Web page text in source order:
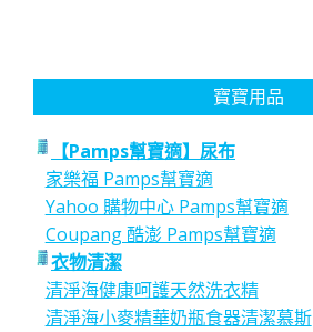
寶寶用品
【Pamps幫寶適】尿布
家樂福 Pamps幫寶適
Yahoo 購物中心 Pamps幫寶適
Coupang 酷澎 Pamps幫寶適
衣物清潔
清淨海健康呵護天然洗衣精
清淨海小麥精華奶瓶食器清潔慕斯